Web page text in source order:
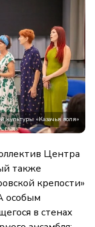
культуры «Казачья воля»
Центра
также
крепости»
особым
в стенах